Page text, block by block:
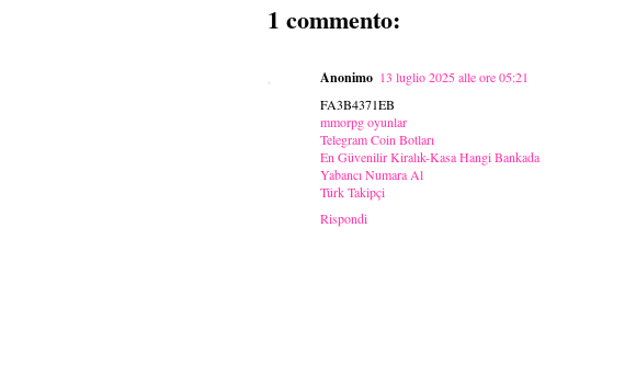
1 commento:
Anonimo 13 luglio 2025 alle ore 05:21
FA3B4371EB
mmorpg oyunlar
Telegram Coin Botları
En Güvenilir Kiralık-Kasa Hangi Bankada
Yabancı Numara Al
Türk Takipçi
Rispondi